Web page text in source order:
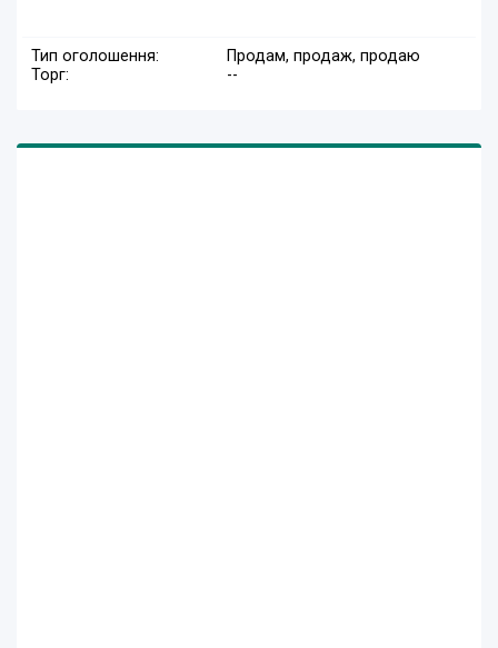
Тип оголошення:
Продам, продаж, продаю
Торг:
--